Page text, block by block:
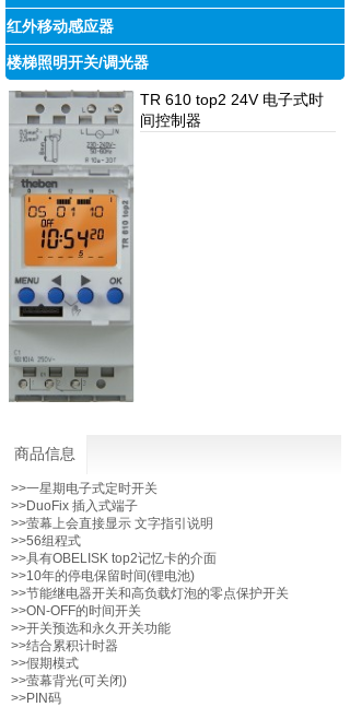
红外移动感应器
楼梯照明开关/调光器
TR 610 top2 24V 电子式时
间控制器
商品信息
>>一星期电子式定时开关
>>DuoFix 插入式端子
>>萤幕上会直接显示 文字指引说明
>>56组程式
>>具有OBELISK top2记忆卡的介面
>>10年的停电保留时间(锂电池)
>>节能继电器开关和高负载灯泡的零点保护开关
>>ON-OFF的时间开关
>>开关预选和永久开关功能
>>结合累积计时器
>>假期模式
>>萤幕背光(可关闭)
>>PIN码